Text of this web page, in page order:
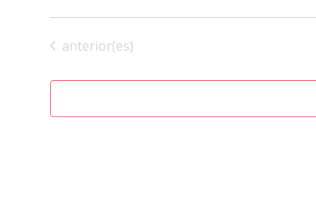
Eventos
anterior(es)